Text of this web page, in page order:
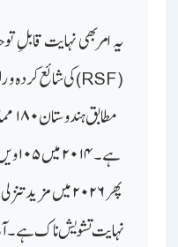
یہ امر بھی نہایت قابلِ
نہایت تشویش ناک ہے۔